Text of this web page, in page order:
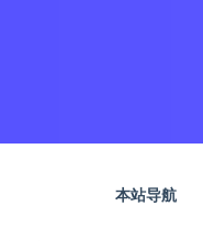
本站导航